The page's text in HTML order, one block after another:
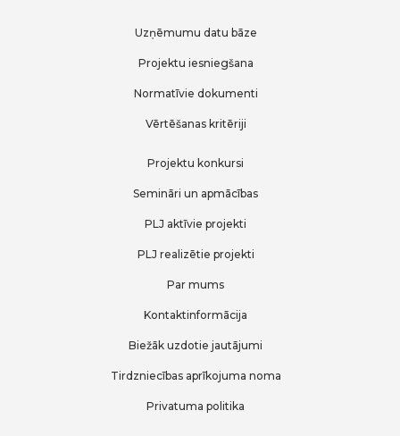
Uzņēmumu datu bāze
Projektu iesniegšana
Normatīvie dokumenti
Vērtēšanas kritēriji
Projektu konkursi
Semināri un apmācības
PLJ aktīvie projekti
PLJ realizētie projekti
Par mums
Kontaktinformācija
Biežāk uzdotie jautājumi
Tirdzniecības aprīkojuma noma
Privatuma politika